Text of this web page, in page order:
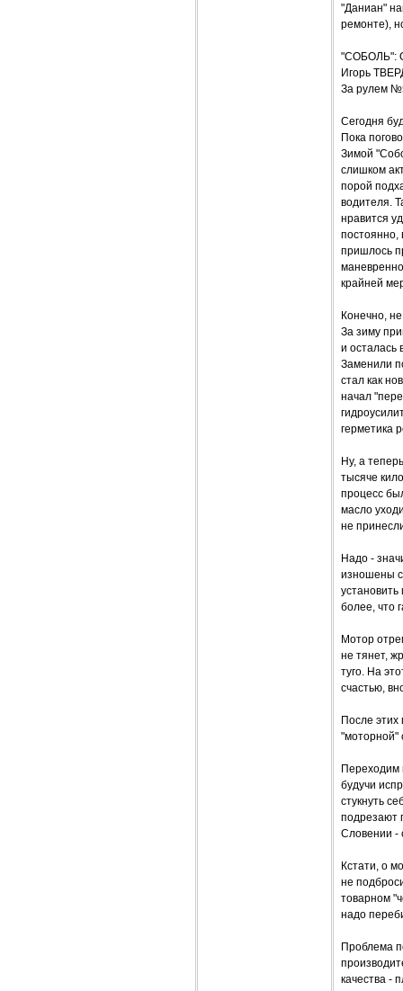
"Даниан"
ремонте),
"СОБОЛЬ":
Игорь
За рулем
Сегодня
Пока
Зимой
слишком
порой
водителя.
нравится
постоянно,
пришлось
крайней
Конечно,
За зиму
и осталась
Заменили
стал как
начал
герметика
Ну, а
тысяче
процесс
масло
не
Надо -
изношены
более, что
Мотор
не тянет,
туго. На
счастью,
После
"моторной"
Переходим
будучи
стукнуть
подрезают
Словении -
Кстати, о
не
товарном
надо
Проблема
качества -